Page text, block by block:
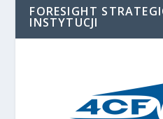
FORESIGHT
INSTYTUCJI